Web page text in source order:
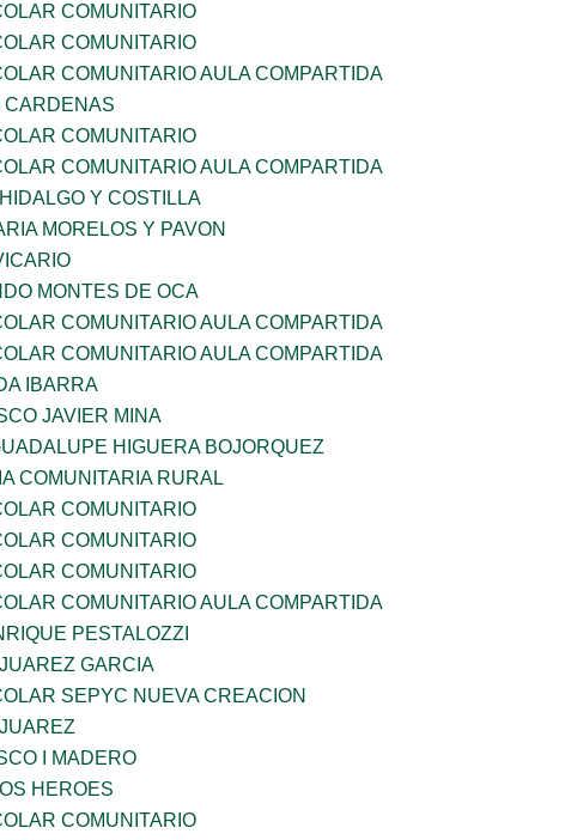
COMUNITARIO
COMUNITARIO
COMUNITARIO AULA COMPARTIDA
CARDENAS
COMUNITARIO
COMUNITARIO AULA COMPARTIDA
Y COSTILLA
MORELOS Y PAVON
MONTES DE OCA
COMUNITARIO AULA COMPARTIDA
COMUNITARIO AULA COMPARTIDA
IBARRA
JAVIER MINA
HIGUERA BOJORQUEZ
COMUNITARIA RURAL
COMUNITARIO
COMUNITARIO
COMUNITARIO
COMUNITARIO AULA COMPARTIDA
PESTALOZZI
GARCIA
SEPYC NUEVA CREACION
I MADERO
HEROES
COMUNITARIO